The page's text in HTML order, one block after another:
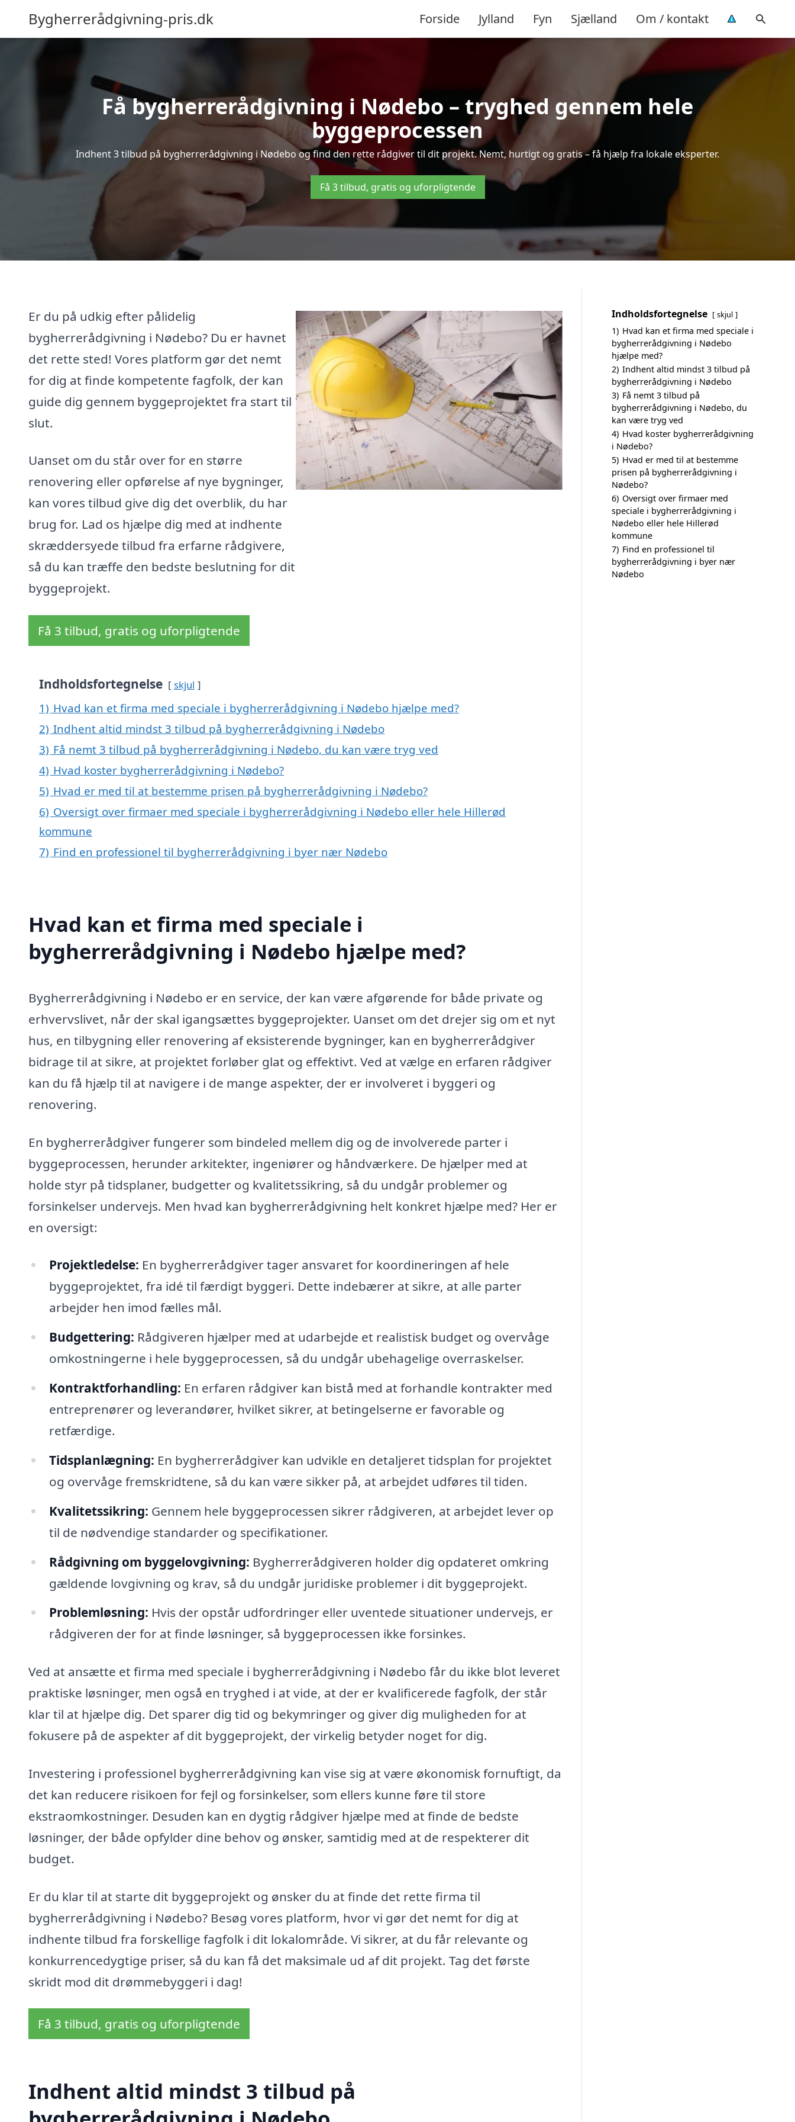
Bygherrerådgivning-pris.dk Forside Jylland Fyn Sjælland Om / kontakt
Få bygherrerådgivning i Nødebo – tryghed gennem hele
byggeprocessen
Indhent 3 tilbud på bygherrerådgivning i Nødebo og find den rette rådgiver til dit projekt. Nemt, hurtigt og gratis – få hjælp fra lokale eksperter.
Få 3 tilbud, gratis og uforpligtende
Er du på udkig efter pålidelig
bygherrerådgivning i Nødebo? Du er havnet
det rette sted! Vores platform gør det nemt
for dig at finde kompetente fagfolk, der kan
guide dig gennem byggeprojektet fra start til
slut.
Uanset om du står over for en større
renovering eller opførelse af nye bygninger,
kan vores tilbud give dig det overblik, du har
brug for. Lad os hjælpe dig med at indhente
skræddersyede tilbud fra erfarne rådgivere,
så du kan træffe den bedste beslutning for dit
byggeprojekt.
Få 3 tilbud, gratis og uforpligtende
Indholdsfortegnelse skjul
1) Hvad kan et firma med speciale i bygherrerådgivning i Nødebo hjælpe med?
2) Indhent altid mindst 3 tilbud på bygherrerådgivning i Nødebo
3) Få nemt 3 tilbud på bygherrerådgivning i Nødebo, du kan være tryg ved
4) Hvad koster bygherrerådgivning i Nødebo?
5) Hvad er med til at bestemme prisen på bygherrerådgivning i Nødebo?
6) Oversigt over firmaer med speciale i bygherrerådgivning i Nødebo eller hele Hillerød
kommune
7) Find en professionel til bygherrerådgivning i byer nær Nødebo
Hvad kan et firma med speciale i
bygherrerådgivning i Nødebo hjælpe med?
Bygherrerådgivning i Nødebo er en service, der kan være afgørende for både private og
erhvervslivet, når der skal igangsættes byggeprojekter. Uanset om det drejer sig om et nyt
hus, en tilbygning eller renovering af eksisterende bygninger, kan en bygherrerådgiver
bidrage til at sikre, at projektet forløber glat og effektivt. Ved at vælge en erfaren rådgiver
kan du få hjælp til at navigere i de mange aspekter, der er involveret i byggeri og
renovering.
En bygherrerådgiver fungerer som bindeled mellem dig og de involverede parter i
byggeprocessen, herunder arkitekter, ingeniører og håndværkere. De hjælper med at
holde styr på tidsplaner, budgetter og kvalitetssikring, så du undgår problemer og
forsinkelser undervejs. Men hvad kan bygherrerådgivning helt konkret hjælpe med? Her er
en oversigt:
Projektledelse: En bygherrerådgiver tager ansvaret for koordineringen af hele
byggeprojektet, fra idé til færdigt byggeri. Dette indebærer at sikre, at alle parter
arbejder hen imod fælles mål.
Budgettering: Rådgiveren hjælper med at udarbejde et realistisk budget og overvåge
omkostningerne i hele byggeprocessen, så du undgår ubehagelige overraskelser.
Kontraktforhandling: En erfaren rådgiver kan bistå med at forhandle kontrakter med
entreprenører og leverandører, hvilket sikrer, at betingelserne er favorable og
retfærdige.
Tidsplanlægning: En bygherrerådgiver kan udvikle en detaljeret tidsplan for projektet
og overvåge fremskridtene, så du kan være sikker på, at arbejdet udføres til tiden.
Kvalitetssikring: Gennem hele byggeprocessen sikrer rådgiveren, at arbejdet lever op
til de nødvendige standarder og specifikationer.
Rådgivning om byggelovgivning: Bygherrerådgiveren holder dig opdateret omkring
gældende lovgivning og krav, så du undgår juridiske problemer i dit byggeprojekt.
Problemløsning: Hvis der opstår udfordringer eller uventede situationer undervejs, er
rådgiveren der for at finde løsninger, så byggeprocessen ikke forsinkes.
Ved at ansætte et firma med speciale i bygherrerådgivning i Nødebo får du ikke blot leveret
praktiske løsninger, men også en tryghed i at vide, at der er kvalificerede fagfolk, der står
klar til at hjælpe dig. Det sparer dig tid og bekymringer og giver dig muligheden for at
fokusere på de aspekter af dit byggeprojekt, der virkelig betyder noget for dig.
Investering i professionel bygherrerådgivning kan vise sig at være økonomisk fornuftigt, da
det kan reducere risikoen for fejl og forsinkelser, som ellers kunne føre til store
ekstraomkostninger. Desuden kan en dygtig rådgiver hjælpe med at finde de bedste
løsninger, der både opfylder dine behov og ønsker, samtidig med at de respekterer dit
budget.
Er du klar til at starte dit byggeprojekt og ønsker du at finde det rette firma til
bygherrerådgivning i Nødebo? Besøg vores platform, hvor vi gør det nemt for dig at
indhente tilbud fra forskellige fagfolk i dit lokalområde. Vi sikrer, at du får relevante og
konkurrencedygtige priser, så du kan få det maksimale ud af dit projekt. Tag det første
skridt mod dit drømmebyggeri i dag!
Få 3 tilbud, gratis og uforpligtende
Indhent altid mindst 3 tilbud på
Indholdsfortegnelse skjul
1) Hvad kan et firma med speciale i
bygherrerådgivning i Nødebo
hjælpe med?
2) Indhent altid mindst 3 tilbud på
bygherrerådgivning i Nødebo
3) Få nemt 3 tilbud på
bygherrerådgivning i Nødebo, du
kan være tryg ved
4) Hvad koster bygherrerådgivning
i Nødebo?
5) Hvad er med til at bestemme
prisen på bygherrerådgivning i
Nødebo?
6) Oversigt over firmaer med
speciale i bygherrerådgivning i
Nødebo eller hele Hillerød
kommune
7) Find en professionel til
bygherrerådgivning i byer nær
Nødebo